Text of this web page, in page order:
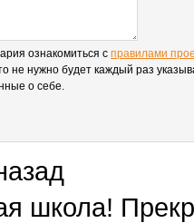
ознакомиться с правилами
не нужно будет каждый раз
о себе.
школа!